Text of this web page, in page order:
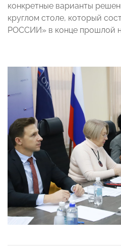
конкретные варианты
круглом столе, который
РОССИИ» в конце прошлой